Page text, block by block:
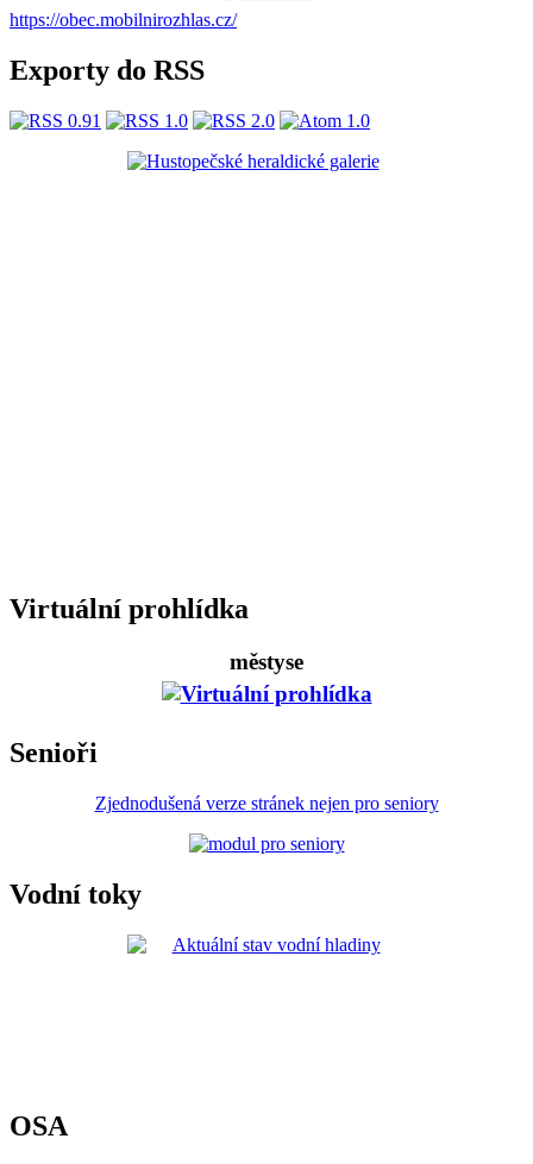
https://obec.mobilnirozhlas.cz/
Exporty do RSS
Virtuální prohlídka
městyse
Senioři
Zjednodušená verze stránek nejen pro seniory
Vodní toky
OSA